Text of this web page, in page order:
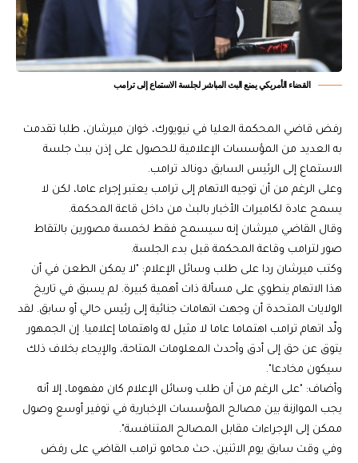
القضاء الأمريكي يمنع البث المباشر لجلسة الاستماع إلى ترامب
رفض قاضي المحكمة العليا في نيويورك، خوان ميرشان، طلبا تقدمت
به العديد من المؤسسات الإعلامية للحصول على إذن ببث جلسة
الاستماع إلى الرئيس السابق دونالد ترامب.
وعلى الرغم من أن توجيه الاتهام إلى ترامب يعتبر إجراء عاما، لكن لا
يسمح عادة لكاميرات الأخبار بالبث من داخل قاعة المحكمة.
وقال القاضي ميرشان إنه سيسمح فقط لخمسة مصورين بالتقاط
صور لترامب وقاعة المحكمة قبل بدء الجلسة.
وكتب ميرشان ردا على طلب وسائل الإعلام: "لا يمكن الطعن في أن
هذا الاتهام ينطوي على مسألة ذات أهمية كبيرة. لم يسبق في تاريخ
الولايات المتحدة أن وجهت اتهامات جنائية إلى رئيس حالي أو سابق. لقد
ولّد اتهام ترامب اهتماما عاما لا مثيل له واهتماما إعلاميا. إن الجمهور
يتوق عن حق إلى أدق وأحدث المعلومات المتاحة، والإيحاء بخلاف ذلك
سيكون مخادعا".
وأضاف: "على الرغم من أن طلب وسائل الإعلام كان مفهوما، إلا أنه
يجب الموازنة بين مصالح المؤسسات الإخبارية في توفير أوسع وصول
ممكن إلى الإجراءات مقابل المصالح المتنافسة".
وفي وقت سابق يوم الاثنين، حث محامو ترامب القاضي على رفض